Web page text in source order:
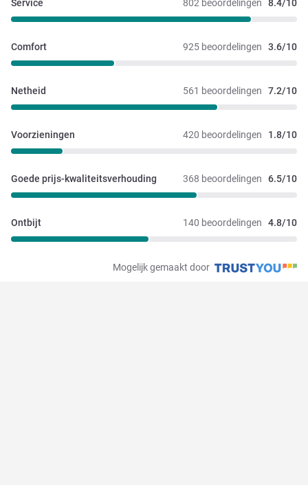
802 beoordelingen 8.4/10
Service
925 beoordelingen 3.6/10
Comfort
561 beoordelingen 7.2/10
Netheid
420 beoordelingen 1.8/10
Voorzieningen
368 beoordelingen 6.5/10
Goede prijs-kwaliteitsverhouding
140 beoordelingen 4.8/10
Ontbijt
Mogelijk gemaakt door